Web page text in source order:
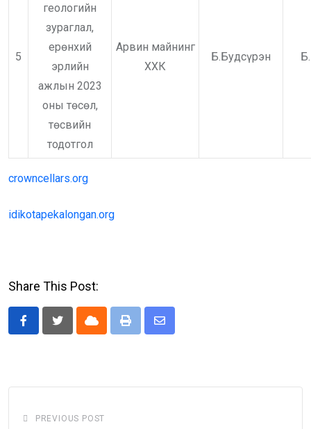
5
геологийн
зураглал,
ерөнхий
эрлийн
ажлын 2023
оны төсөл,
төсвийн
тодотгол
Арвин майнинг
ХХК
Б.Будсүрэн
crowncellars.org
idikotapekalongan.org
Share This Post:
Cloud Print
Share
PREVIOUS POST